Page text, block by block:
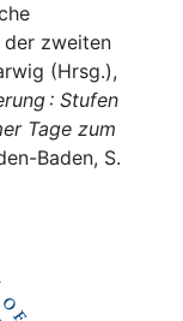
zweiten
(Hrsg.),
: Stufen
Tage zum
Baden, S.